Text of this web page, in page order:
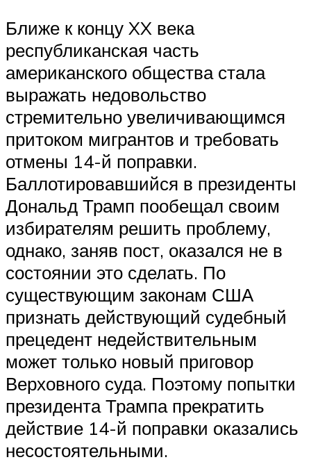
Ближе к концу XX века
республиканская часть
американского общества стала
выражать недовольство
стремительно увеличивающимся
притоком мигрантов и требовать
отмены 14-й поправки.
Баллотировавшийся в президенты
Дональд Трамп пообещал своим
избирателям решить проблему,
однако, заняв пост, оказался не в
состоянии это сделать. По
существующим законам США
признать действующий судебный
прецедент недействительным
может только новый приговор
Верховного суда. Поэтому попытки
президента Трампа прекратить
действие 14-й поправки оказались
несостоятельными.